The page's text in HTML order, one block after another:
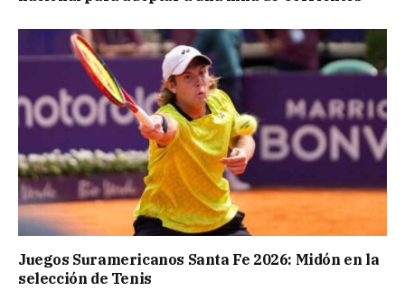
Juegos Suramericanos Santa Fe 2026: Midón en la
selección de Tenis